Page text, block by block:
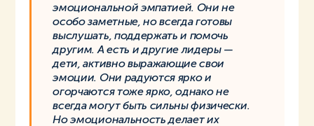
эмоциональной эмпатией. Они не
особо заметные, но всегда готовы
выслушать, поддержать и помочь
другим. А есть и другие лидеры —
дети, активно выражающие свои
эмоции. Они радуются ярко и
огорчаются тоже ярко,однако не
всегда могут быть сильны физически.
Но эмоциональность делает их